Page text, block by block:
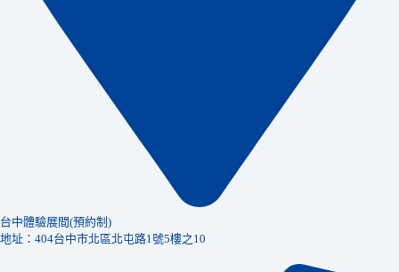
台中體驗展間(預約制)
地址：404台中市北區北屯路1號5樓之10